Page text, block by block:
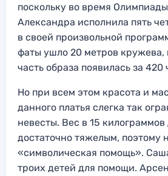
поскольку во время
Александра исполнила пять
в своей произвольной
фаты ушло 20 метров кружева,
часть образа появилась за 420
Но при всем этом красота и
данного платья слегка так
невесты. Вес в 15 килограммов
достаточно тяжелым, поэтому
«символическая помощь».
троих детей для помощи.